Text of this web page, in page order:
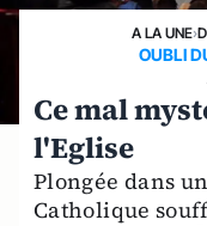
A LA UNE›
OUBLI
Ce mal
l'Eglise
Plongée dans
Catholique